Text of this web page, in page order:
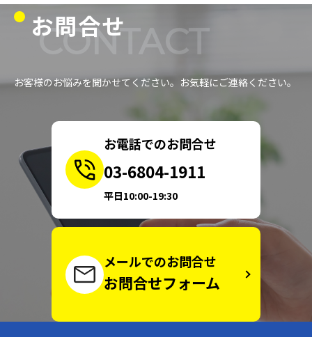
お問合せ
CONTACT
お客様のお悩みを聞かせてください。お気軽にご連絡ください。
お電話でのお問合せ
03-6804-1911
平日10:00-19:30
メールでのお問合せ
お問合せフォーム